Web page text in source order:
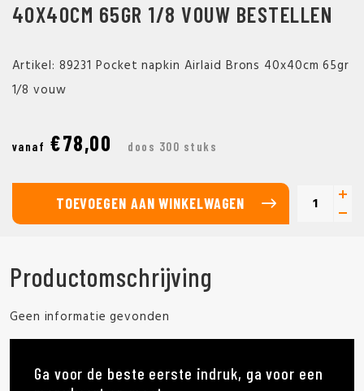
40X40CM 65GR 1/8 VOUW BESTELLEN
Artikel: 89231 Pocket napkin Airlaid Brons 40x40cm 65gr
1/8 vouw
vanaf €78,00 doos 300 stuks
TOEVOEGEN AAN WINKELWAGEN
Productomschrijving
Geen informatie gevonden
Ga voor de beste eerste indruk, ga voor een